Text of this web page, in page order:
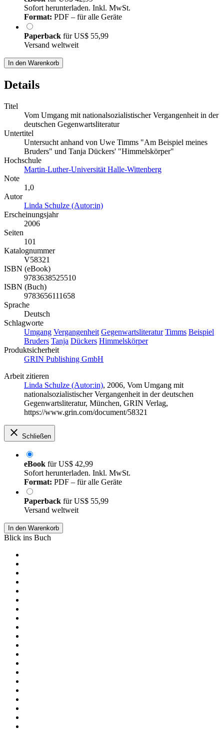
Sofort herunterladen. Inkl. MwSt.
Format: PDF – für alle Geräte
Paperback fürUS$ 55,99
Versand weltweit
In den Warenkorb
Details
Titel
Vom Umgang mit nationalsozialistischer Vergangenheit in der
deutschen Gegenwartsliteratur
Untertitel
Untersucht anhand von Uwe Timms "Am Beispiel meines
Bruders" und Tanja Dückers' "Himmelskörper"
Hochschule
Martin-Luther-Universität Halle-Wittenberg
Note
1,0
Autor
Linda Schulze (Autor:in)
Erscheinungsjahr
2006
Seiten
101
Katalognummer
V58321
ISBN (eBook)
9783638525510
ISBN (Buch)
9783656111658
Sprache
Deutsch
Schlagworte
Umgang Vergangenheit Gegenwartsliteratur Timms Beispiel
Bruders Tanja Dückers Himmelskörper
Produktsicherheit
GRIN Publishing GmbH
Arbeit zitieren
Linda Schulze (Autor:in), 2006, Vom Umgang mit
nationalsozialistischer Vergangenheit in der deutschen
Gegenwartsliteratur, München, GRIN Verlag,
https://www.grin.com/document/58321
Schließen
eBook fürUS$ 42,99
Sofort herunterladen. Inkl. MwSt.
Format: PDF – für alle Geräte
Paperback fürUS$ 55,99
Versand weltweit
In den Warenkorb
Blick ins Buch